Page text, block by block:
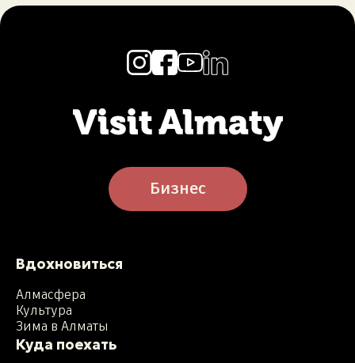
Бизнес
Вдохновиться
Алмасфера
Культура
Зима в Алматы
Куда поехать